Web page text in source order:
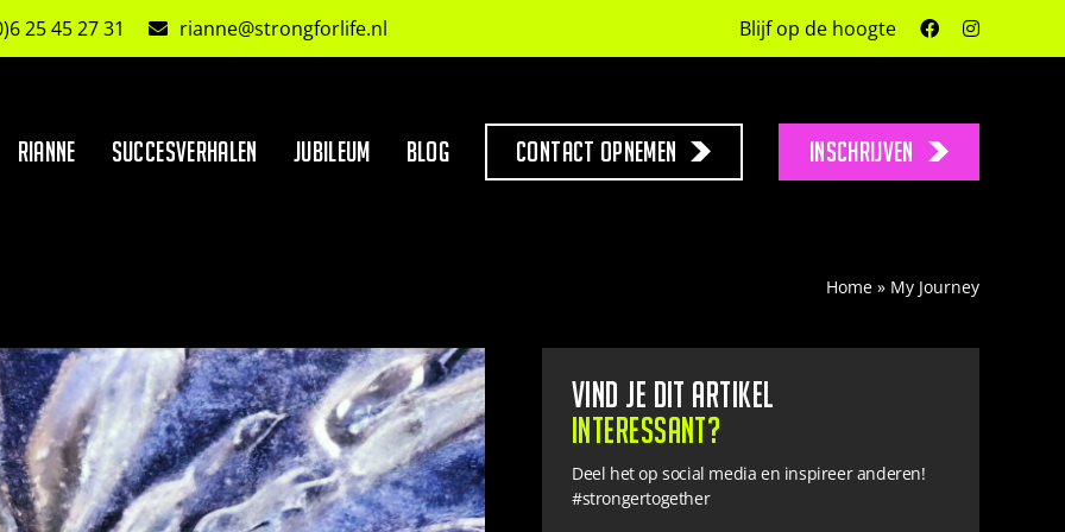
25 45 27 31 rianne@strongforlife.nl Blijf op de hoogte
Rianne Succesverhalen Jubileum Blog Contact opnemen INSCHRIJVEN
Home » My Journey
Vind je dit artikel
interessant?
Deel het op social media en inspireer anderen!
#strongertogether